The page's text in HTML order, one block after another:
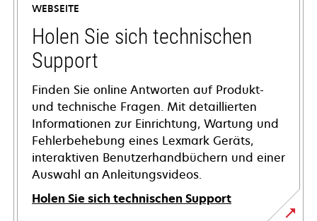
WEBSEITE
Holen Sie sich technischen
Support
Finden Sie online Antworten auf Produkt-
und technische Fragen. Mit detaillierten
Informationen zur Einrichtung, Wartung und
Fehlerbehebung eines Lexmark Geräts,
interaktiven Benutzerhandbüchern und einer
Auswahl an Anleitungsvideos.
Holen Sie sich technischen Support